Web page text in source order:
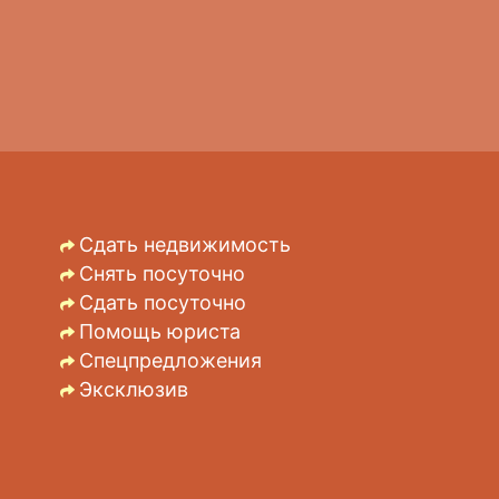
Сдать недвижимость
Снять посуточно
Сдать посуточно
Помощь юриста
Спецпредложения
Эксклюзив